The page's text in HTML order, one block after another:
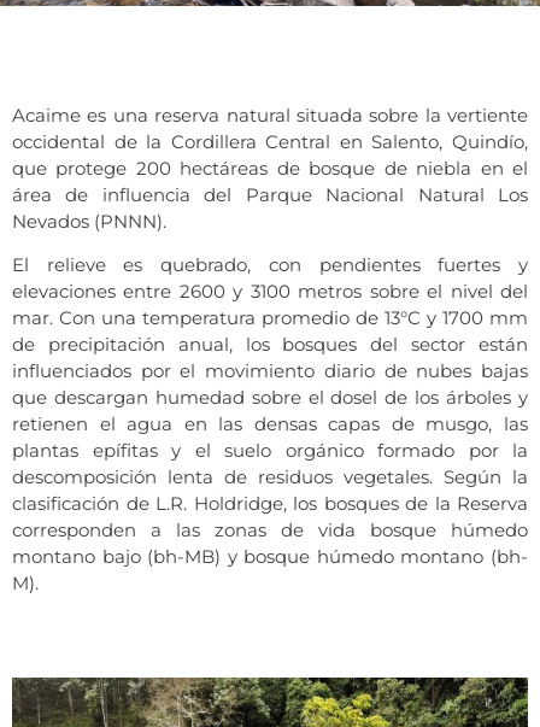
Acaime es una reserva natural situada sobre la vertiente
occidental de la Cordillera Central en Salento, Quindío,
que protege 200 hectáreas de bosque de niebla en el
área de influencia del Parque Nacional Natural Los
Nevados (PNNN).
El relieve es quebrado, con pendientes fuertes y
elevaciones entre 2600 y 3100 metros sobre el nivel del
mar. Con una temperatura promedio de 13°C y 1700 mm
de precipitación anual, los bosques del sector están
influenciados por el movimiento diario de nubes bajas
que descargan humedad sobre el dosel de los árboles y
retienen el agua en las densas capas de musgo, las
plantas epífitas y el suelo orgánico formado por la
descomposición lenta de residuos vegetales. Según la
clasificación de L.R. Holdridge, los bosques de la Reserva
corresponden a las zonas de vida bosque húmedo
montano bajo (bh-MB) y bosque húmedo montano (bh-
M).